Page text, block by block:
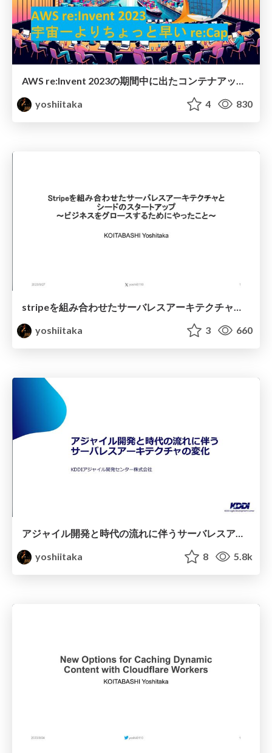
yoshiitaka
4 830
stripeを組み合わせたサーバレスアーキテクチャとシードのスタートアップ ビジネスをグロースするためにやったこと
yoshiitaka
3 660
アジャイル開発と時代の流れに伴うサーバレスアーキテクチャの変化
yoshiitaka
8 5.8k